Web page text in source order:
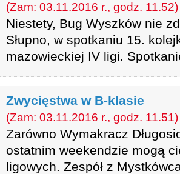
(Zam: 03.11.2016 r., godz. 11.52)
Niestety, Bug Wyszków nie
Słupno, w spotkaniu 15.
mazowieckiej IV ligi.
Zwycięstwa w B-klasie
(Zam: 03.11.2016 r., godz. 11.51)
Zarówno Wymakracz
ostatnim weekendzie mogą
ligowych. Zespół z